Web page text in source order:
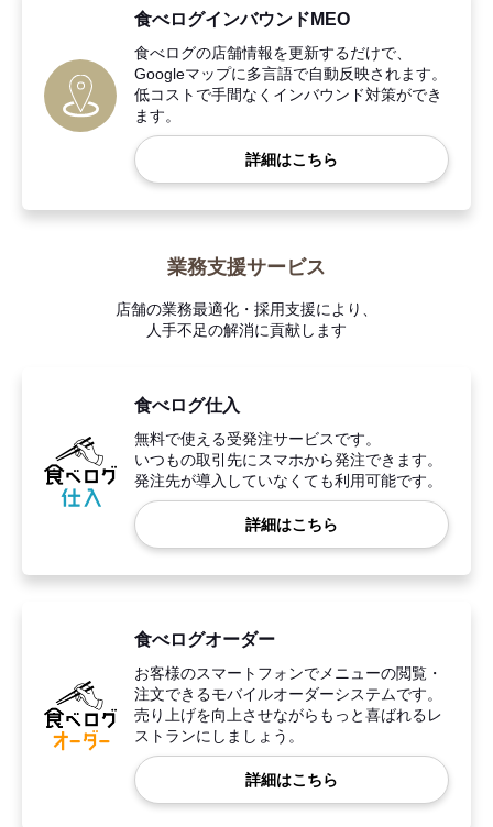
食べログインバウンドMEO
食べログの店舗情報を更新するだけで、
Googleマップに多言語で自動反映されます。
低コストで手間なくインバウンド対策ができ
ます。
詳細はこちら
業務支援サービス
店舗の業務最適化・採用支援により、
人手不足の解消に貢献します
食べログ仕入
無料で使える受発注サービスです。
いつもの取引先にスマホから発注できます。
発注先が導入していなくても利用可能です。
詳細はこちら
食べログオーダー
お客様のスマートフォンでメニューの閲覧・
注文できるモバイルオーダーシステムです。
売り上げを向上させながらもっと喜ばれるレ
ストランにしましょう。
詳細はこちら